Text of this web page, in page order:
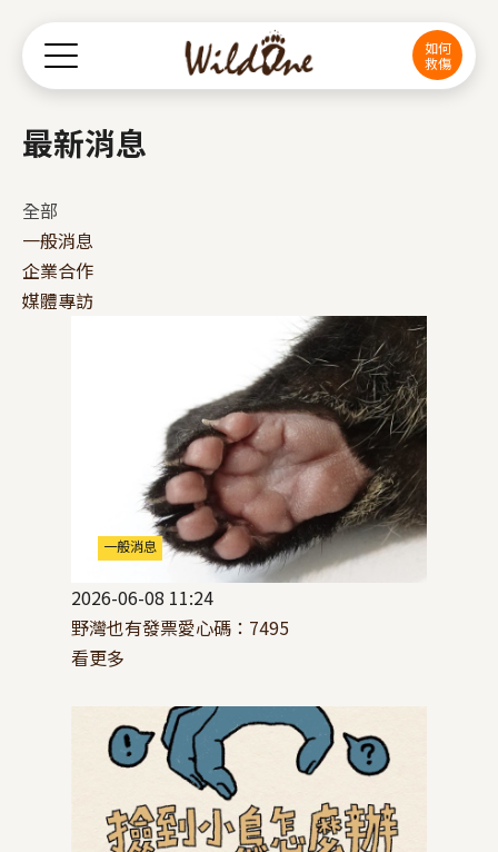
最新消息
全部
一般消息
企業合作
媒體專訪
一般消息
2026-06-08 11:24
野灣也有發票愛心碼：7495
看更多
如何
救傷